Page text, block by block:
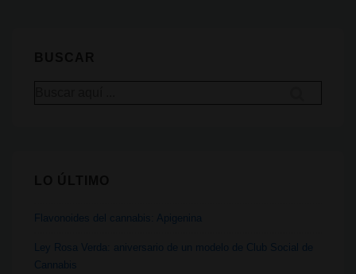
Flavonoides del cannabis: Apigenina
Ley Rosa Verda: aniversario de un modelo de Club Social de
Cannabis